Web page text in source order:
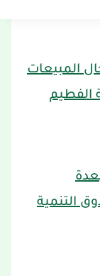
المبيعات
الفطيم
التنمية